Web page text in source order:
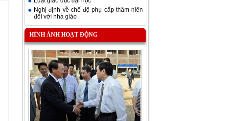
Nghị định về chế độ phụ cấp thâm niên
đối với nhà giáo
HÌNH ẢNH HOẠT ĐỘNG